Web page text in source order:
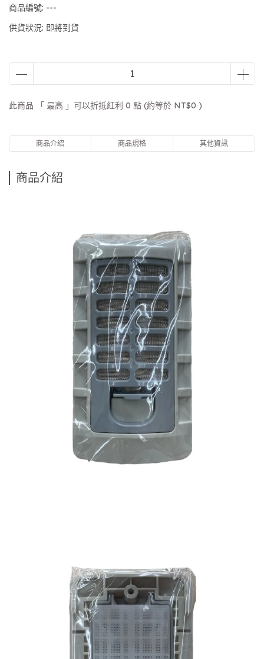
商品編號: ---
供貨狀況: 即將到貨
此商品 「 最高 」可以折抵紅利 0 點 (約等於 NT$0 )
商品介紹 商品規格 其他資訊
商品介紹